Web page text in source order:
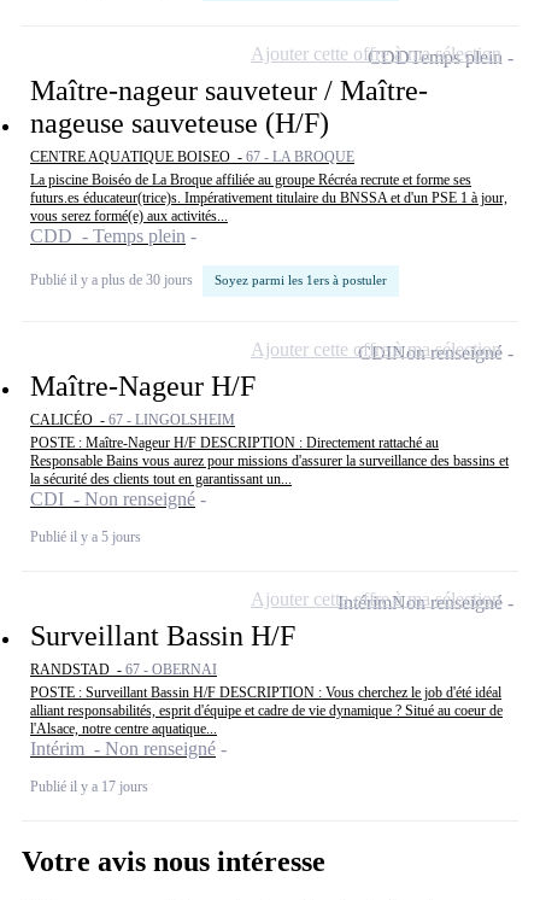
Maître-nageur sauveteur / Maître-
nageuse sauveteuse (H/F)
CENTRE AQUATIQUE BOISEO - 67 - LA BROQUE
La piscine Boiséo de La Broque affiliée au groupe Récréa recrute et forme ses
futurs.es éducateur(trice)s. Impérativement titulaire du BNSSA et d'un PSE 1 à jour,
vous serez formé(e) aux activités...
CDD - Temps plein
Publié il y a plus de 30 jours Soyez parmi les 1ers à postuler
CDDTemps plein
Ajouter cette offre à ma sélection
Maître-Nageur H/F
CALICÉO - 67 - LINGOLSHEIM
POSTE : Maître-Nageur H/F DESCRIPTION : Directement rattaché au
Responsable Bains vous aurez pour missions d'assurer la surveillance des bassins et
la sécurité des clients tout en garantissant un...
CDI - Non renseigné
Publié il y a 5 jours
CDINon renseigné
Ajouter cette offre à ma sélection
Surveillant Bassin H/F
RANDSTAD - 67 - OBERNAI
POSTE : Surveillant Bassin H/F DESCRIPTION : Vous cherchez le job d'été idéal
alliant responsabilités, esprit d'équipe et cadre de vie dynamique ? Situé au coeur de
l'Alsace, notre centre aquatique...
Intérim - Non renseigné
Publié il y a 17 jours
IntérimNon renseigné
Ajouter cette offre à ma sélection
Votre avis nous intéresse